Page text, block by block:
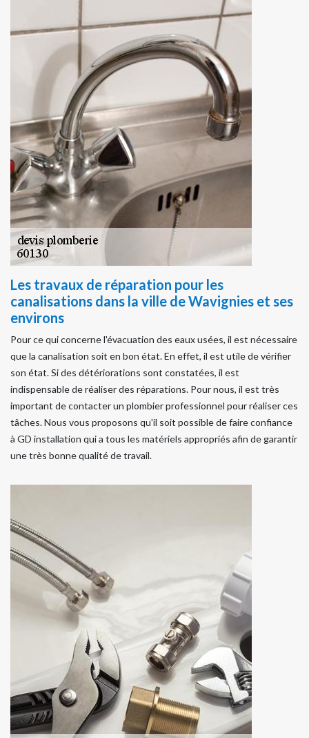
Les travaux de réparation pour les
canalisations dans la ville de Wavignies et ses
environs
Pour ce qui concerne l'évacuation des eaux usées, il est nécessaire
que la canalisation soit en bon état. En effet, il est utile de vérifier
son état. Si des détériorations sont constatées, il est
indispensable de réaliser des réparations. Pour nous, il est très
important de contacter un plombier professionnel pour réaliser ces
tâches. Nous vous proposons qu'il soit possible de faire confiance
à GD installation qui a tous les matériels appropriés afin de garantir
une très bonne qualité de travail.